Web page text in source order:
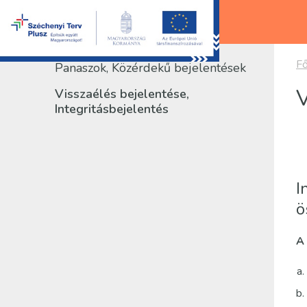
Panaszok, Közérdekű bejelentések
Visszaélés bejelentése,
Integritásbejelentés
A